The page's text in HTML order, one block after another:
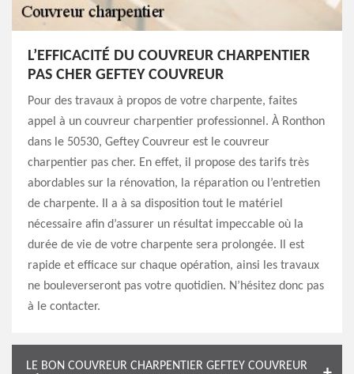
L’EFFICACITÉ DU COUVREUR CHARPENTIER
PAS CHER GEFTEY COUVREUR
Pour des travaux à propos de votre charpente, faites
appel à un couvreur charpentier professionnel. À Ronthon
dans le 50530, Geftey Couvreur est le couvreur
charpentier pas cher. En effet, il propose des tarifs très
abordables sur la rénovation, la réparation ou l’entretien
de charpente. Il a à sa disposition tout le matériel
nécessaire afin d’assurer un résultat impeccable où la
durée de vie de votre charpente sera prolongée. Il est
rapide et efficace sur chaque opération, ainsi les travaux
ne bouleverseront pas votre quotidien. N’hésitez donc pas
à le contacter.
LE BON COUVREUR CHARPENTIER GEFTEY COUVREUR